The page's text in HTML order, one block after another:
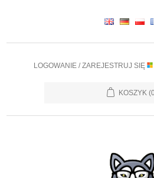
LOGOWANIE / ZAREJESTRUJ SIĘ
KOSZYK